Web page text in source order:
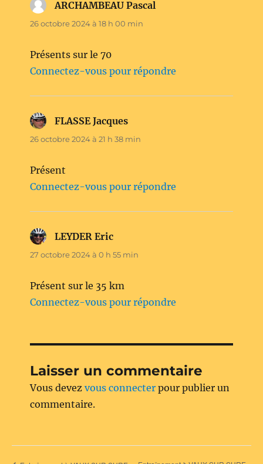
ARCHAMBEAU Pascal
26 octobre 2024 à 18 h 00 min
Présents sur le 70
Connectez-vous pour répondre
FLASSE Jacques
26 octobre 2024 à 21 h 38 min
Présent
Connectez-vous pour répondre
LEYDER Eric
27 octobre 2024 à 0 h 55 min
Présent sur le 35 km
Connectez-vous pour répondre
Laisser un commentaire
Vous devezvous connecter pour publier un
commentaire.